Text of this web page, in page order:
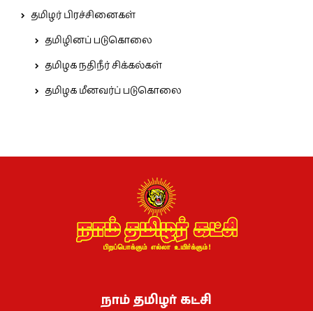
தமிழர் பிரச்சினைகள்
தமிழினப் படுகொலை
தமிழக நதிநீர் சிக்கல்கள்
தமிழக மீனவர்ப் படுகொலை
நாம் தமிழர் கட்சி